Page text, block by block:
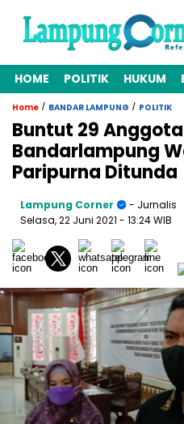
HOME POLITIK HUKUM
Home / BANDAR LAMPUNG / POLITIK
Buntut 29 Anggota
Bandarlampung
Paripurna Ditunda
Lampung Corner
- Jurnalis
Selasa, 22 Juni 2021 - 13:24 WIB